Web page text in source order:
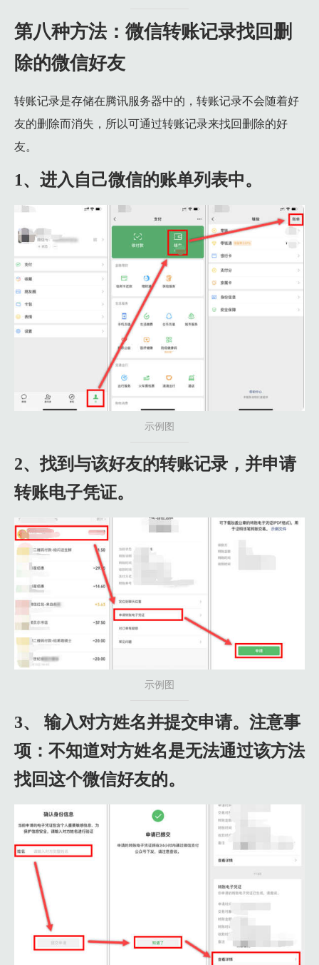
第八种方法：微信转账记录找回删
除的微信好友
转账记录是存储在腾讯服务器中的，转账记录不会随着好
友的删除而消失，所以可通过转账记录来找回删除的好
友。
1、进入自己微信的账单列表中。
示例图
2、找到与该好友的转账记录，并申请
转账电子凭证。
示例图
3、 输入对方姓名并提交申请。注意事
项：不知道对方姓名是无法通过该方法
找回这个微信好友的。